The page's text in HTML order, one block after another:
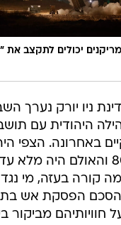
יכולים לתקצב את
ניו יורק נערך
היהודית עם
בפועל הגיעו 800 והאולם
קורה בעזה, מי נגד
הפסקת אש בת
חוויותיהם מביקור